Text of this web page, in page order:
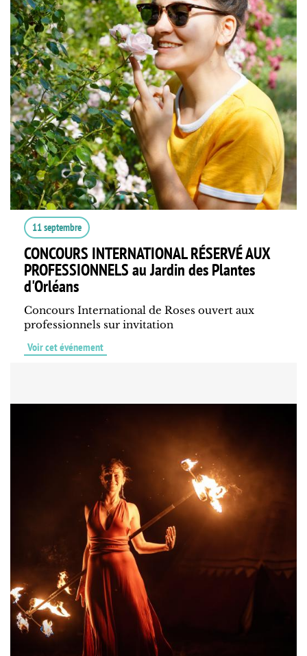
11 septembre
CONCOURS INTERNATIONAL RÉSERVÉ AUX
PROFESSIONNELS au Jardin des Plantes
d'Orléans
Concours International de Roses ouvert aux
professionnels sur invitation
Voir cet événement